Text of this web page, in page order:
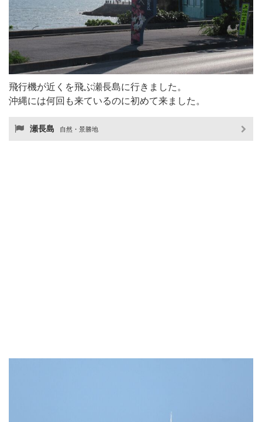
飛行機が近くを飛ぶ瀬長島に行きました。
沖縄には何回も来ているのに初めて来ました。
瀬長島 自然・景勝地